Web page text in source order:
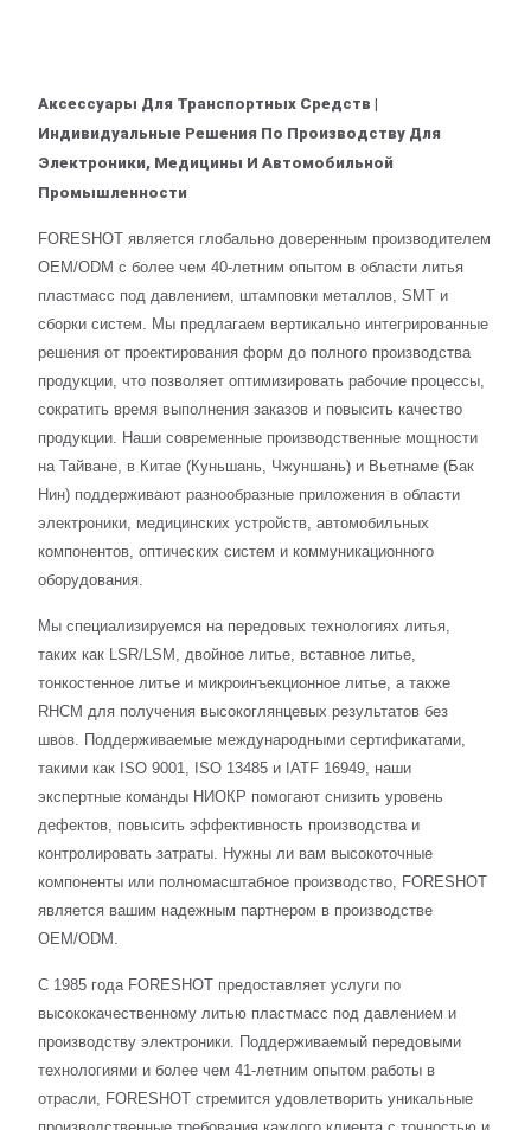
Аксессуары Для Транспортных Средств |
Индивидуальные Решения По Производству Для
Электроники, Медицины И Автомобильной
Промышленности
FORESHOT является глобально доверенным производителем
OEM/ODM с более чем 40-летним опытом в области литья
пластмасс под давлением, штамповки металлов, SMT и
сборки систем. Мы предлагаем вертикально интегрированные
решения от проектирования форм до полного производства
продукции, что позволяет оптимизировать рабочие процессы,
сократить время выполнения заказов и повысить качество
продукции. Наши современные производственные мощности
на Тайване, в Китае (Куньшань, Чжуншань) и Вьетнаме (Бак
Нин) поддерживают разнообразные приложения в области
электроники, медицинских устройств, автомобильных
компонентов, оптических систем и коммуникационного
оборудования.
Мы специализируемся на передовых технологиях литья,
таких как LSR/LSM, двойное литье, вставное литье,
тонкостенное литье и микроинъекционное литье, а также
RHCM для получения высокоглянцевых результатов без
швов. Поддерживаемые международными сертификатами,
такими как ISO 9001, ISO 13485 и IATF 16949, наши
экспертные команды НИОКР помогают снизить уровень
дефектов, повысить эффективность производства и
контролировать затраты. Нужны ли вам высокоточные
компоненты или полномасштабное производство, FORESHOT
является вашим надежным партнером в производстве
OEM/ODM.
С 1985 года FORESHOT предоставляет услуги по
высококачественному литью пластмасс под давлением и
производству электроники. Поддерживаемый передовыми
технологиями и более чем 41-летним опытом работы в
отрасли, FORESHOT стремится удовлетворить уникальные